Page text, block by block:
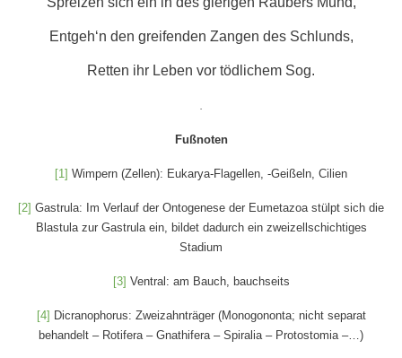
Entgeh‘n den greifenden Zangen des Schlunds,
Retten ihr Leben vor tödlichem Sog.
Fußnoten
[1] Wimpern (Zellen): Eukarya-Flagellen, -Geißeln, Cilien
[2] Gastrula: Im Verlauf der Ontogenese der Eumetazoa stülpt sich die
Blastula zur Gastrula ein, bildet dadurch ein zweizellschichtiges
Stadium
[3] Ventral: am Bauch, bauchseits
[4] Dicranophorus: Zweizahnträger (Monogononta; nicht separat
behandelt – Rotifera – Gnathifera – Spiralia – Protostomia –…)